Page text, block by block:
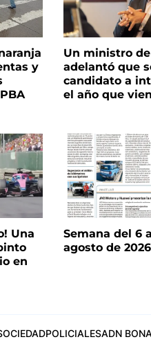
y
Un ministro
adelantó que
candidato a
el año que
Una
en
Semana del 6
agosto de 2026
POLICIALESADN